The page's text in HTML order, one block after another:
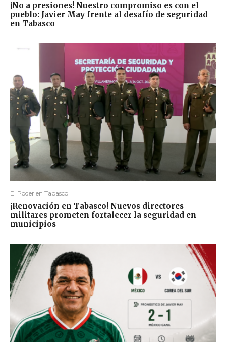
¡No a presiones! Nuestro compromiso es con el
pueblo: Javier May frente al desafío de seguridad
en Tabasco
El Poder en Tabasco
¡Renovación en Tabasco! Nuevos directores
militares prometen fortalecer la seguridad en
municipios